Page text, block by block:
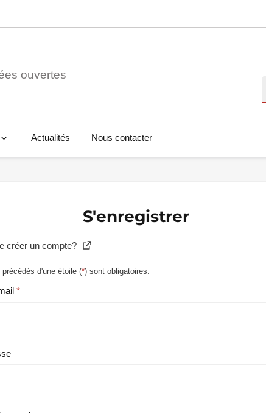
ouvertes
Actualités Nous contacter
S'enregistrer
créer un compte?
d'une étoile (*) sont obligatoires.